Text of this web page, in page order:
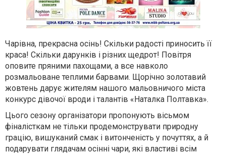
Чарівна, прекрасна осінь! Скільки радості приносить її
краса! Скільки дарунків і різних щедрот! Повітря
оповите пряними пахощами, а все навколо
розмальоване теплими барвами. Щорічно золотавий
жовтень дарує жителям нашого мальовничого міста
конкурс дівочої вроди і талантів «Наталка Полтавка».
Цього сезону організатори пропонують вісьмом
фіналісткам не тільки продемонструвати природну
грацію, вишуканий смак і витонченість у почуттях, а й
подарувати глядачам осінні чари, які властиві всім